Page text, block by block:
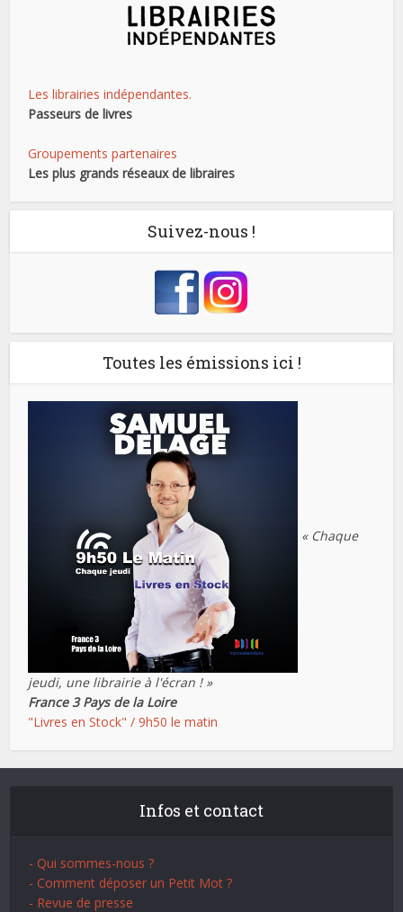
Les librairies indépendantes.
Passeurs de livres
Groupements partenaires
Les plus grands réseaux de libraires
Suivez-nous !
Toutes les émissions ici !
« Chaque
jeudi, une librairie à l'écran ! »
France 3 Pays de la Loire
"Livres en Stock" / 9h50 le matin
Infos et contact
- Qui sommes-nous ?
- Comment déposer un Petit Mot ?
- Revue de presse